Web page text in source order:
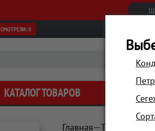
СМОТРЕЛИ:0
КАТАЛОГ ТОВАРОВ АКЦИИ
Главная Техника для